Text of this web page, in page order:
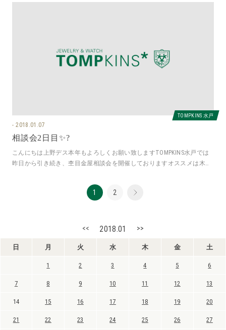
TOMPKINS 水戸
2018.01.07
相談会2日目✨?
こんにちは上野デス本年もよろしくお願い致しますTOMPKINS水戸では
昨日から引き続き、杢目金屋相談会を開催しておりますオススメは木目
1 2
<< 2018.01 >>
日 月 火 水 木 金 土
1 2 3 4 5 6
7 8 9 10 11 12 13
14 15 16 17 18 19 20
21 22 23 24 25 26 27